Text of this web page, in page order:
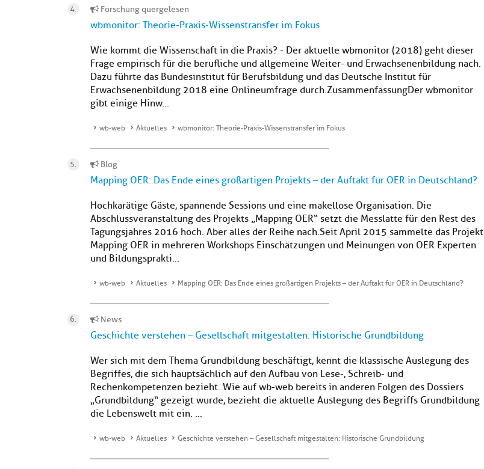
Forschung quergelesen
wbmonitor: Theorie-Praxis-Wissenstransfer im Fokus
Wie kommt die Wissenschaft in die Praxis? - Der aktuelle wbmonitor (2018) geht dieser
Frage empirisch für die berufliche und allgemeine Weiter- und Erwachsenenbildung nach.
Dazu führte das Bundesinstitut für Berufsbildung und das Deutsche Institut für
Erwachsenenbildung 2018 eine Onlineumfrage durch.ZusammenfassungDer wbmonitor
gibt einige Hinw...
wb-web Aktuelles wbmonitor: Theorie-Praxis-Wissenstransfer im Fokus
Blog
Mapping OER: Das Ende eines großartigen Projekts – der Auftakt für OER in Deutschland?
Hochkarätige Gäste, spannende Sessions und eine makellose Organisation. Die
Abschlussveranstaltung des Projekts „Mapping OER“ setzt die Messlatte für den Rest des
Tagungsjahres 2016 hoch. Aber alles der Reihe nach.Seit April 2015 sammelte das Projekt
Mapping OER in mehreren Workshops Einschätzungen und Meinungen von OER Experten
und Bildungsprakti...
wb-web Aktuelles Mapping OER: Das Ende eines großartigen Projekts – der Auftakt für OER in Deutschland?
News
Geschichte verstehen – Gesellschaft mitgestalten: Historische Grundbildung
Wer sich mit dem Thema Grundbildung beschäftigt, kennt die klassische Auslegung des
Begriffes, die sich hauptsächlich auf den Aufbau von Lese-, Schreib- und
Rechenkompetenzen bezieht. Wie auf wb-web bereits in anderen Folgen des Dossiers
„Grundbildung“ gezeigt wurde, bezieht die aktuelle Auslegung des Begriffs Grundbildung
die Lebenswelt mit ein. ...
wb-web Aktuelles Geschichte verstehen – Gesellschaft mitgestalten: Historische Grundbildung